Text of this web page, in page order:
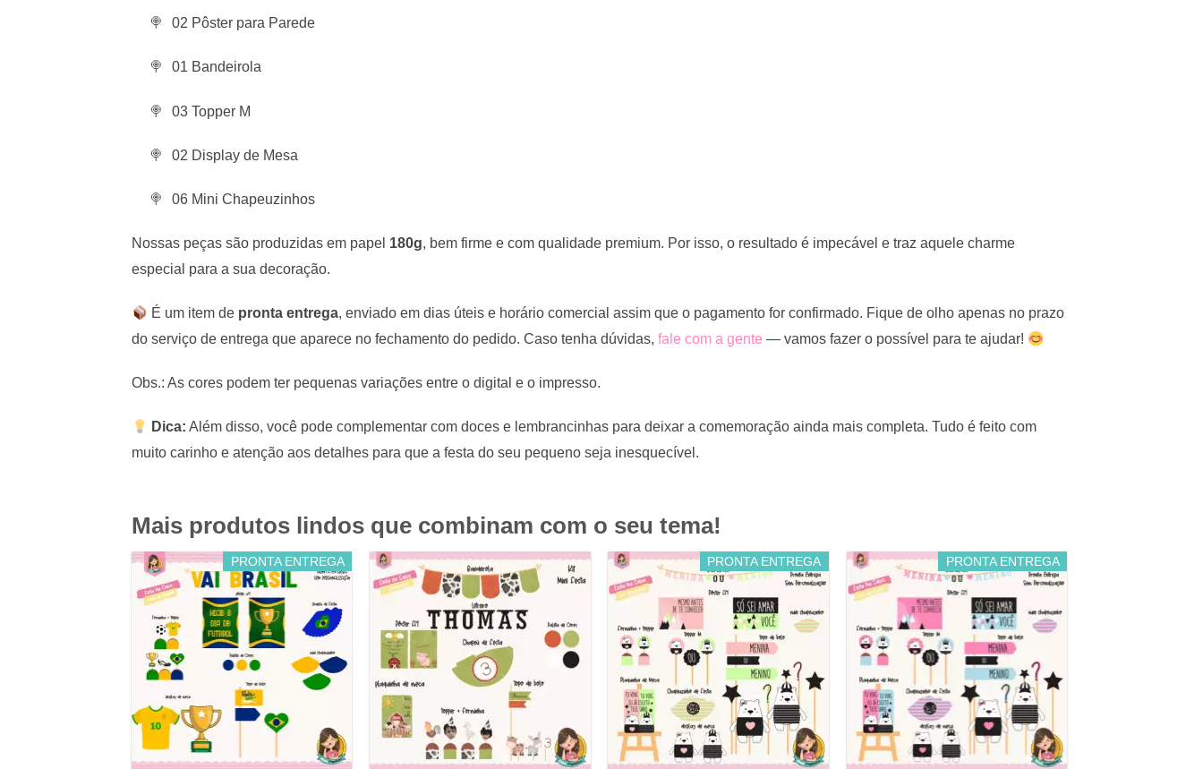
02 Pôster para Parede
01 Bandeirola
03 Topper M
02 Display de Mesa
06 Mini Chapeuzinhos
Nossas peças são produzidas em papel 180g, bem firme e com qualidade premium. Por isso, o resultado é impecável e traz aquele charme
especial para a sua decoração.
É um item de pronta entrega, enviado em dias úteis e horário comercial assim que o pagamento for confirmado. Fique de olho apenas no prazo
do serviço de entrega que aparece no fechamento do pedido. Caso tenha dúvidas, fale com a gente — vamos fazer o possível para te ajudar!
Obs.: As cores podem ter pequenas variações entre o digital e o impresso.
Dica: Além disso, você pode complementar com doces e lembrancinhas para deixar a comemoração ainda mais completa. Tudo é feito com
muito carinho e atenção aos detalhes para que a festa do seu pequeno seja inesquecível.
Mais produtos lindos que combinam com o seu tema!
PRONTA ENTREGA PRONTA ENTREGA PRONTA ENTREGA